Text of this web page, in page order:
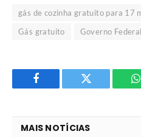
gás de cozinha gratuito para 17
Gás gratuito
Governo Federal
Facebook Twitter
MAIS NOTÍCIAS